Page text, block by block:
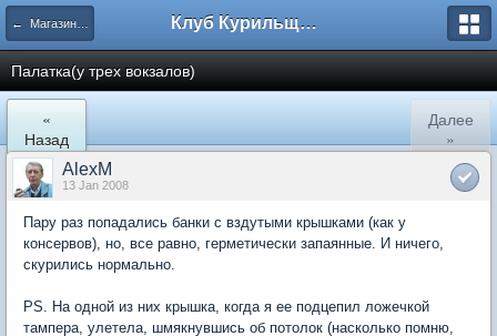
← Магазины в Москве Клуб Курильщиков Трубки
Палатка(у трех вокзалов)
«
Назад
Далее
»
AlexM
13 Jan 2008
Пару раз попадались банки с вздутыми крышками (как у
консервов), но, все равно, герметически запаянные. И ничего,
скурились нормально.
PS. На одной из них крышка, когда я ее подцепил ложечкой
тампера, улетела, шмякнувшись об потолок (насколько помню,